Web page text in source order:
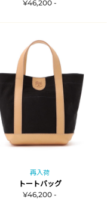
¥46,200 -
再入荷
トートバッグ
¥46,200 -